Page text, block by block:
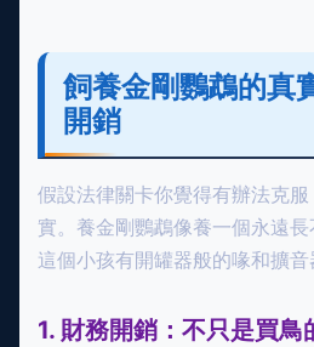
飼養金剛鸚鵡的真
開銷
假設法律關卡你覺得有辦法克
實。養金剛鸚鵡像養一個永遠
這個小孩有開罐器般的喙和擴音
1. 財務開銷：不只是買鳥